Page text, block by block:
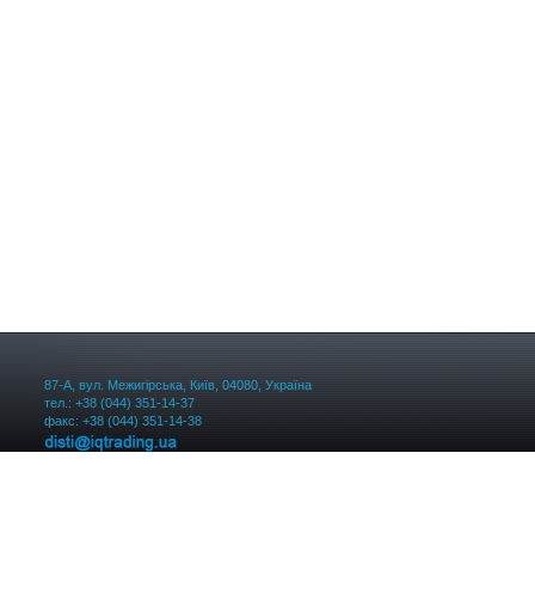
87-А, вул. Межигірська, Київ, 04080, Україна
тел.: +38 (044) 351-14-37
факс: +38 (044) 351-14-38